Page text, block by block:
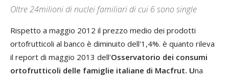
Oltre 24milioni di nuclei familiari di cui 6 sono single
Rispetto a maggio 2012 il prezzo medio dei prodotti
ortofrutticoli al banco è diminuito dell'1,4%. è quanto rileva
il report di maggio 2013 dell'Osservatorio dei consumi
ortofrutticoli delle famiglie italiane di Macfrut. Una